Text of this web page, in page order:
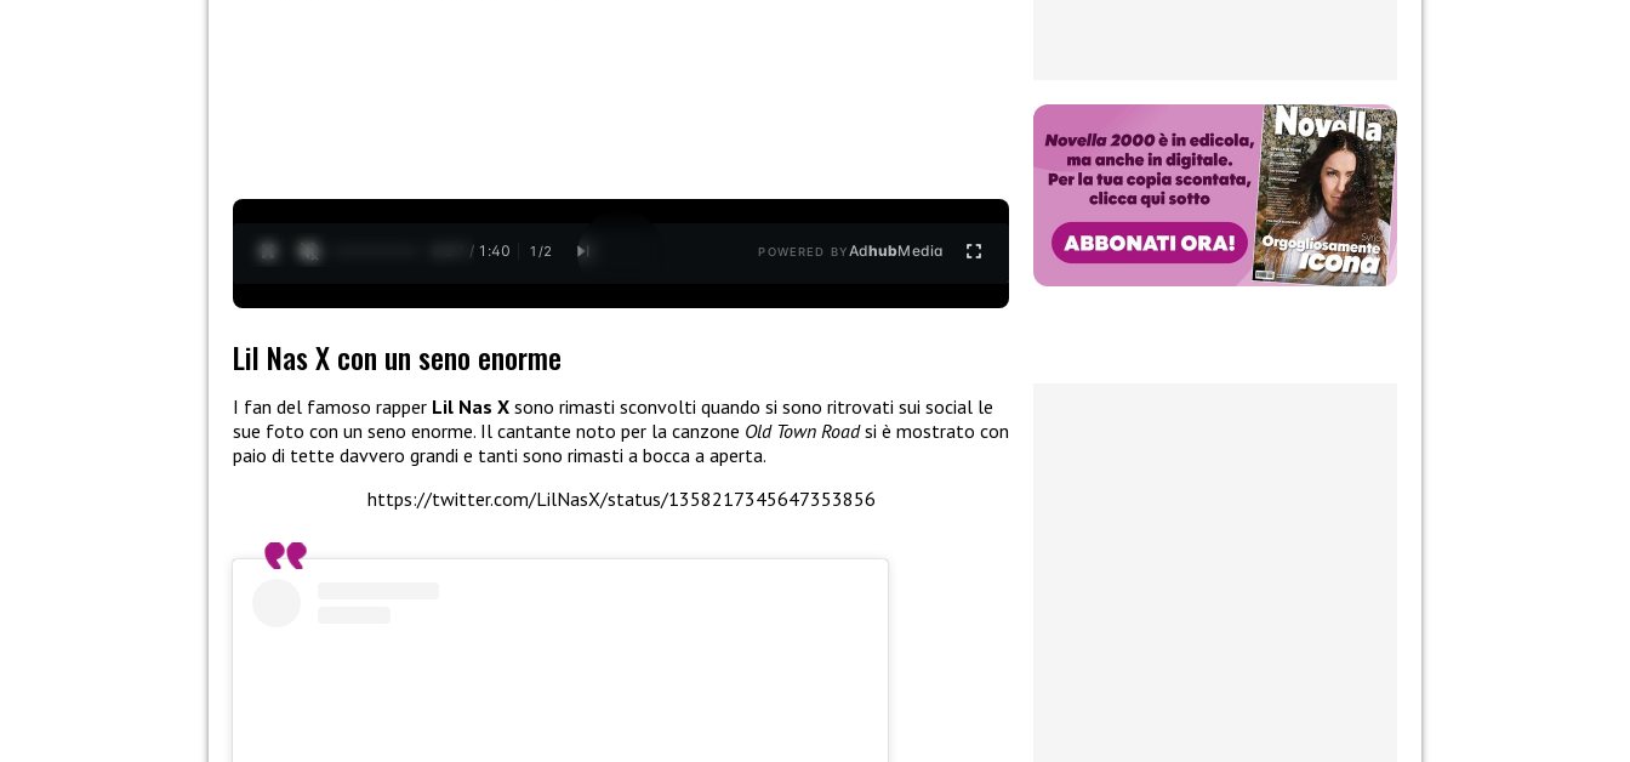
0:28 / 1:40 1 /2 POWERED BYAdhubMedia
Lil Nas X con un seno enorme
I fan del famoso rapper Lil Nas X sono rimasti sconvolti quando si sono ritrovati sui social le
sue foto con un seno enorme. Il cantante noto per la canzone Old Town Roadsi è mostrato con
paio di tette davvero grandi e tanti sono rimasti a bocca a aperta.
https://twitter.com/LilNasX/status/1358217345647353856